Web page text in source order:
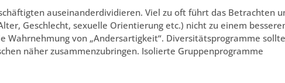
auseinanderdividieren. Viel zu oft führt das Betrachten
Geschlecht, sexuelle Orientierung etc.) nicht zu einem
Wahrnehmung von „Andersartigkeit“. Diversitätsprogramme
näher zusammenzubringen. Isolierte Gruppenprogramme